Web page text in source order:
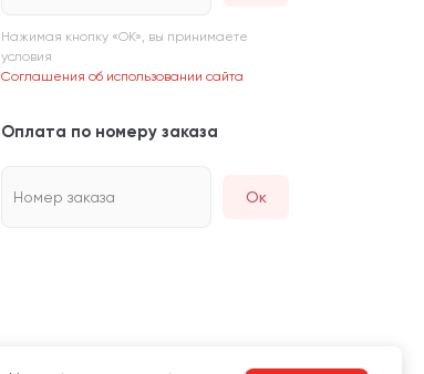
Нажимая кнопку «ОК», вы принимаете
условия
Соглашения об использовании сайта
Оплата по номеру заказа
Номер заказа Ок